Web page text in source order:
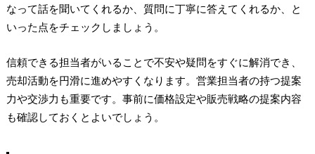
なって話を聞いてくれるか、質問に丁寧に答えてくれるか、と
いった点をチェックしましょう。
信頼できる担当者がいることで不安や疑問をすぐに解消でき、
売却活動を円滑に進めやすくなります。営業担当者の持つ提案
力や交渉力も重要です。事前に価格設定や販売戦略の提案内容
も確認しておくとよいでしょう。